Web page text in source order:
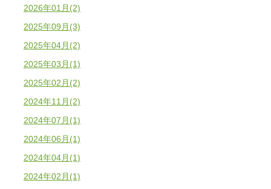
2026年01月(2)
2025年09月(3)
2025年04月(2)
2025年03月(1)
2025年02月(2)
2024年11月(2)
2024年07月(1)
2024年06月(1)
2024年04月(1)
2024年02月(1)